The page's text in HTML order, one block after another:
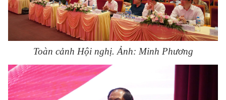
Toàn cảnh Hội nghị. Ảnh: Minh Phương